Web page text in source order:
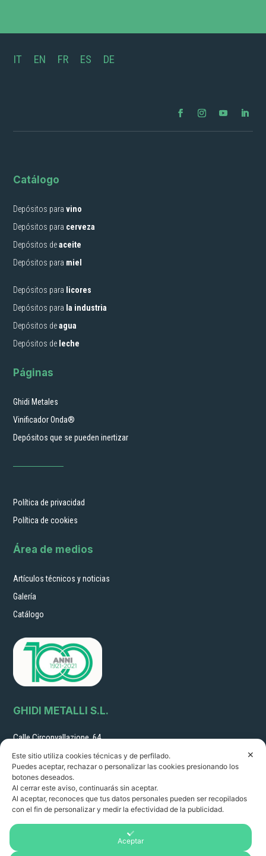
IT EN FR ES DE
Catálogo
Depósitos paravino
Depósitos para cerveza
Depósitos deaceite
Depósitos para miel
Depósitos para licores
Depósitos para la industria
Depósitos deagua
Depósitos de leche
Páginas
Ghidi Metales
Vinificador Onda®
Depósitos que se pueden inertizar
Política de privacidad
Política de cookies
Área de medios
Artículos técnicos y noticias
Galería
Catálogo
GHIDI METALLI S.L.
Calle Circonvallazione, 64
Tel. 0572 32216 - Fax 0572 30887
N.º de IVA: 01351060478
R.I. PT 22261 R.E.A. 14249
Horario de apertura:
8.00-12.30/ 14.00 - 18.00
de lunes a viernes
✕
Este sitio utiliza cookies técnicas y de perfilado.
Puedes aceptar, rechazar o personalizar las cookies presionando los
botones deseados.
Al cerrar este aviso, continuarás sin aceptar.
Al aceptar, reconoces que tus datos personales pueden ser recopilados
con el fin de personalizar y medir la efectividad de la publicidad.
Aceptar